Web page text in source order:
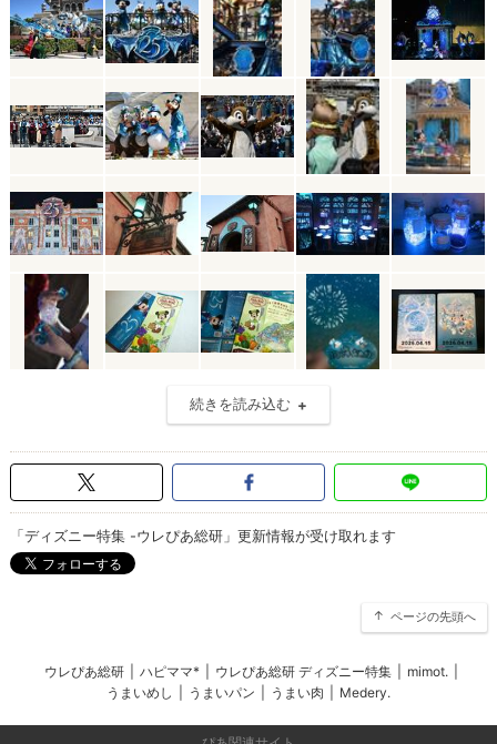
続きを読み込む
「ディズニー特集 -ウレぴあ総研」更新情報が受け取れます
ページの先頭へ
ウレぴあ総研 ハピママ* ウレぴあ総研 ディズニー特集 mimot.
うまいめし
うまいパン うまい肉 Medery.